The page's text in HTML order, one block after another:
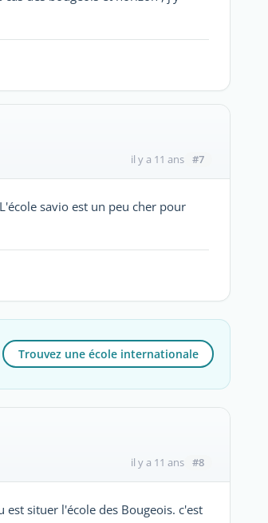
il y a 11 ans #7
savio est un peu cher pour
Trouvez une école internationale
il y a 11 ans #8
situer l'école des Bougeois. c'est